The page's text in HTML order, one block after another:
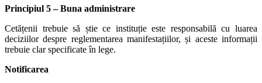
Principiul 5 – Buna administrare
Cetățenii trebuie să știe ce instituție este responsabilă cu luarea
deciziilor despre reglementarea manifestațiilor, și aceste informații
trebuie clar specificate în lege.
Notificarea